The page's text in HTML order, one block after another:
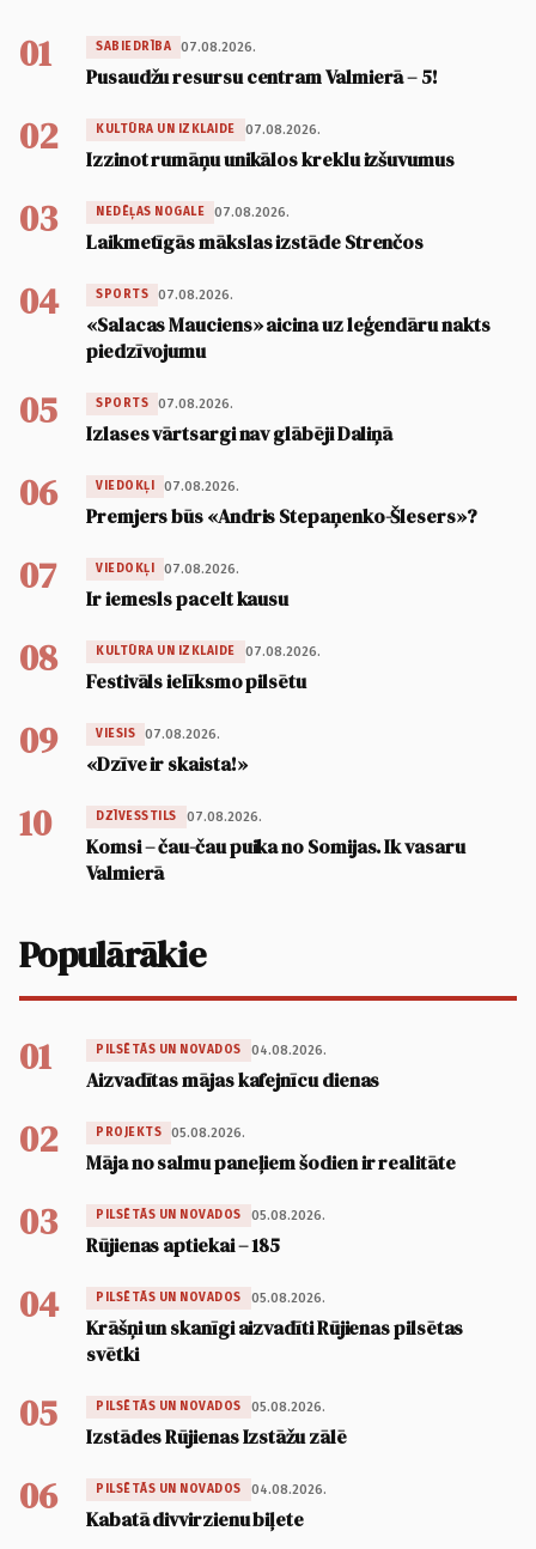
01 SABIEDRĪBA 07.08.2026.
Pusaudžu resursu centram Valmierā – 5!
02 KULTŪRA UN IZKLAIDE 07.08.2026.
Izzinot rumāņu unikālos kreklu izšuvumus
03 NEDĒĻAS NOGALE 07.08.2026.
Laikmetīgās mākslas izstāde Strenčos
04 SPORTS 07.08.2026.
«Salacas Mauciens» aicina uz leģendāru nakts
piedzīvojumu
05 SPORTS 07.08.2026.
Izlases vārtsargi nav glābēji Daliņā
06 VIEDOKĻI 07.08.2026.
Premjers būs «Andris Stepaņenko-Šlesers»?
07 VIEDOKĻI 07.08.2026.
Ir iemesls pacelt kausu
08 KULTŪRA UN IZKLAIDE 07.08.2026.
Festivāls ielīksmo pilsētu
09 VIESIS 07.08.2026.
«Dzīve ir skaista!»
10 DZĪVESSTILS 07.08.2026.
Komsi – čau-čau puika no Somijas. Ik vasaru
Valmierā
Populārākie
01 PILSĒTĀS UN NOVADOS 04.08.2026.
Aizvadītas mājas kafejnīcu dienas
02 PROJEKTS 05.08.2026.
Māja no salmu paneļiem šodien ir realitāte
03 PILSĒTĀS UN NOVADOS 05.08.2026.
Rūjienas aptiekai – 185
04 PILSĒTĀS UN NOVADOS 05.08.2026.
Krāšņi un skanīgi aizvadīti Rūjienas pilsētas
svētki
05 PILSĒTĀS UN NOVADOS 05.08.2026.
Izstādes Rūjienas Izstāžu zālē
06 PILSĒTĀS UN NOVADOS 04.08.2026.
Kabatā divvirzienu biļete